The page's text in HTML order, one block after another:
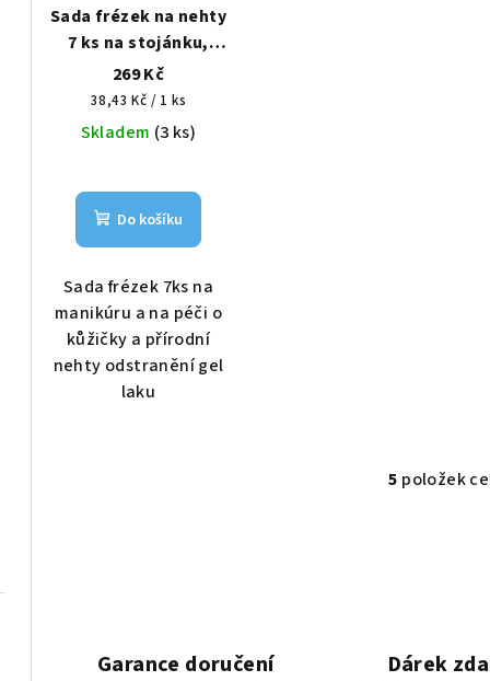
Sada frézek na nehty
7 ks na stojánku,
diamant a keramika
269 Kč
Měrná
cena:
38,43 Kč / 1 ks
Skladem (3 ks)
Do košíku
Sada frézek 7ks na
manikúru a na péči o
kůžičky a přírodní
nehty odstranění gel
laku
O
5 položek
Garance doručení Dárek